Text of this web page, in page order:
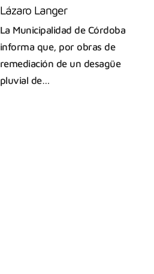
Lázaro Langer
La Municipalidad de Córdoba
informa que, por obras de
remediación de un desagüe
pluvial de…